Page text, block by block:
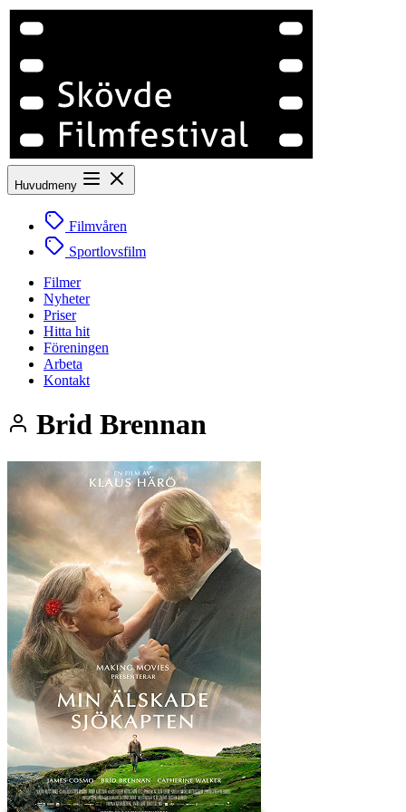
Huvudmeny
Filmvåren
Sportlovsfilm
Filmer
Nyheter
Priser
Hitta hit
Föreningen
Arbeta
Kontakt
Brid Brennan